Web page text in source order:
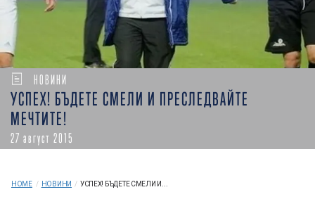
НОВИНИ
УСПЕХ! БЪДЕТЕ СМЕЛИ И ПРЕСЛЕДВАЙТЕ
МЕЧТИТЕ!
27 август 2015
HOME / НОВИНИ / УСПЕХ! БЪДЕТЕ СМЕЛИ И...